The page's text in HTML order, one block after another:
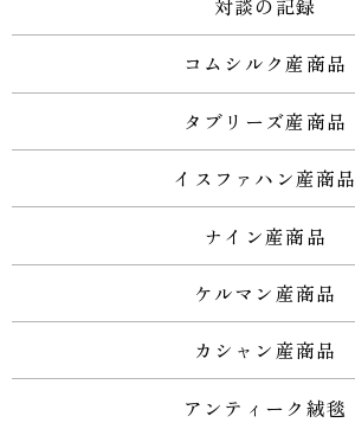
対談の記録
コムシルク産商品
タブリーズ産商品
イスファハン産商品
ナイン産商品
ケルマン産商品
カシャン産商品
アンティーク絨毯